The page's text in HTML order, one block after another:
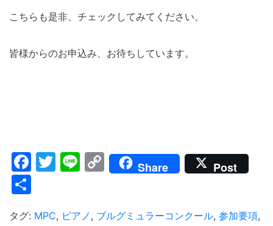
こちらも是非、チェックしてみてください。
皆様からのお申込み、お待ちしています。
Facebook
Twitter
LineCopy
Link
Share Post
タグ: MPC, ピアノ , ブルグミュラーコンクール, 参加要項,